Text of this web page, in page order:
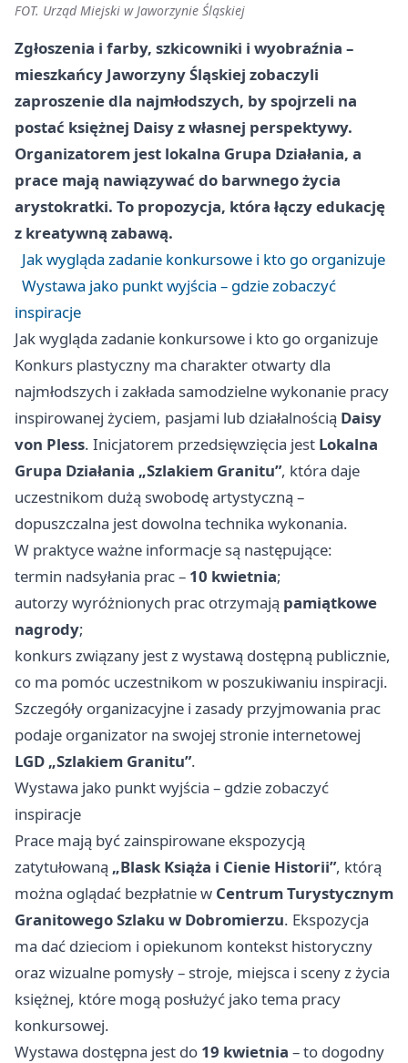
FOT. Urząd Miejski w Jaworzynie Śląskiej
Zgłoszenia i farby, szkicowniki i wyobraźnia –
mieszkańcy Jaworzyny Śląskiej zobaczyli
zaproszenie dla najmłodszych, by spojrzeli na
postać księżnej Daisy z własnej perspektywy.
Organizatorem jest lokalna Grupa Działania, a
prace mają nawiązywać do barwnego życia
arystokratki. To propozycja, która łączy edukację
z kreatywną zabawą.
Jak wygląda zadanie konkursowe i kto go organizuje
Wystawa jako punkt wyjścia – gdzie zobaczyć
inspiracje
Jak wygląda zadanie konkursowe i kto go organizuje
Konkurs plastyczny ma charakter otwarty dla
najmłodszych i zakłada samodzielne wykonanie pracy
inspirowanej życiem, pasjami lub działalnością Daisy
von Pless. Inicjatorem przedsięwzięcia jest Lokalna
Grupa Działania „Szlakiem Granitu”, która daje
uczestnikom dużą swobodę artystyczną –
dopuszczalna jest dowolna technika wykonania.
W praktyce ważne informacje są następujące:
termin nadsyłania prac – 10 kwietnia;
autorzy wyróżnionych prac otrzymają pamiątkowe
nagrody;
konkurs związany jest z wystawą dostępną publicznie,
co ma pomóc uczestnikom w poszukiwaniu inspiracji.
Szczegóły organizacyjne i zasady przyjmowania prac
podaje organizator na swojej stronie internetowej
LGD „Szlakiem Granitu”.
Wystawa jako punkt wyjścia – gdzie zobaczyć
inspiracje
Prace mają być zainspirowane ekspozycją
zatytułowaną „Blask Książa i Cienie Historii”, którą
można oglądać bezpłatnie w Centrum Turystycznym
Granitowego Szlaku w Dobromierzu. Ekspozycja
ma dać dzieciom i opiekunom kontekst historyczny
oraz wizualne pomysły – stroje, miejsca i sceny z życia
księżnej, które mogą posłużyć jako tema pracy
konkursowej.
Wystawa dostępna jest do 19 kwietnia – to dogodny